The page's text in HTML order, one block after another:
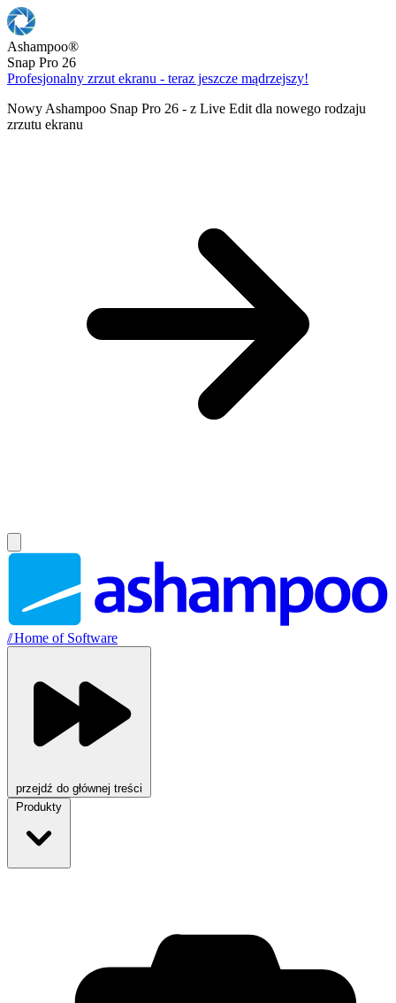
Ashampoo®
Snap Pro 26
Profesjonalny zrzut ekranu - teraz jeszcze mądrzejszy!
Nowy Ashampoo Snap Pro 26 - z Live Edit dla nowego rodzaju
zrzutu ekranu
//Home of Software
przejdź do głównej treści
Produkty